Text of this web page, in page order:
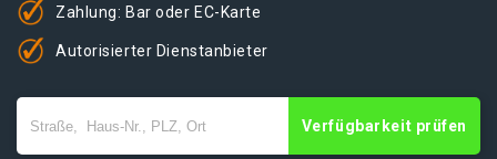
Zahlung: Bar oder EC-Karte
Autorisierter Dienstanbieter
Verfügbarkeit prüfen